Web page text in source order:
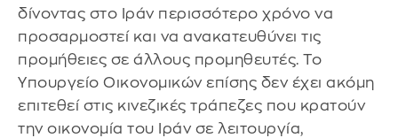
δίνοντας στο Ιράν περισσότερο χρόνο να
προσαρμοστεί και να ανακατευθύνει τις
προμήθειες σε άλλους προμηθευτές. Το
Υπουργείο Οικονομικών επίσης δεν έχει ακόμη
επιτεθεί στις κινεζικές τράπεζες που κρατούν
την οικονομία του Ιράν σε λειτουργία,